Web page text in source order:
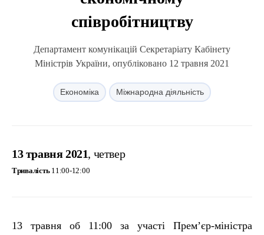
співробітництву
Департамент комунікацій Секретаріату Кабінету
Міністрів України, опубліковано 12 травня 2021
Економіка Міжнародна діяльність
13 травня 2021, четвер
Тривалість11:00-12:00
13 травня об 11:00 за участі Прем’єр-міністра